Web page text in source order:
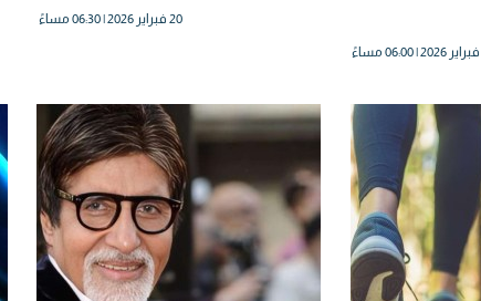
20 فبراير 2026 | 06:30 مساءً